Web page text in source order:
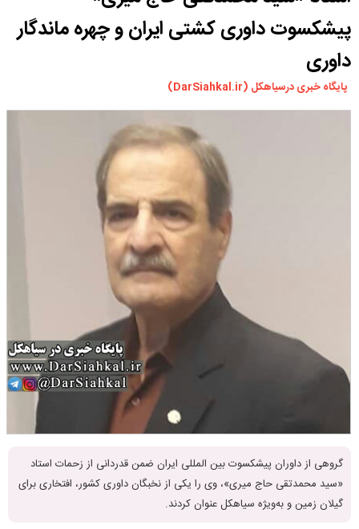
سیاسی
مسیر گردشگری دیلمان
درباره ما
پیشکسوت داوری کشتی ایران و چهره ماندگار
داوری
پایگاه خبری درسیاهکل (DarSiahkal.ir)
گروهی از داوران پیشکسوت بین المللی ایران ضمن قدردانی از زحمات استاد
«سید محمدتقی حاج میری»، وی را یکی از نخبگان داوری کشور، افتخاری برای
گیلان زمین و به‌ویژه سیاهکل عنوان کردند.